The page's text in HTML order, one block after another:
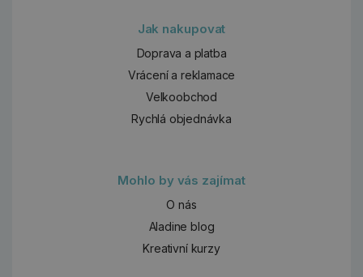
Jak nakupovat
Doprava a platba
Vrácení a reklamace
Velkoobchod
Rychlá objednávka
Mohlo by vás zajímat
O nás
Aladine blog
Kreativní kurzy